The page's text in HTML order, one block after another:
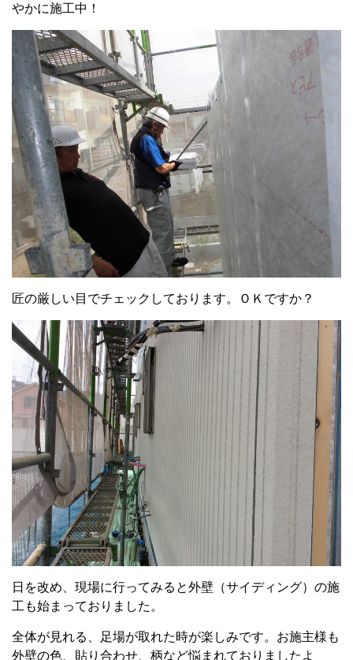
やかに施工中！
匠の厳しい目でチェックしております。ＯＫですか？
日を改め、現場に行ってみると外壁（サイディング）の施
工も始まっておりました。
全体が見れる、足場が取れた時が楽しみです。お施主様も
外壁の色、貼り合わせ、柄など悩まれておりましたよ